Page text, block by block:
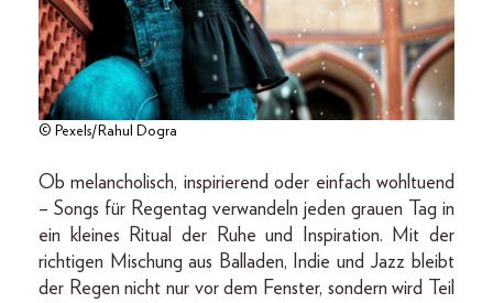
© Pexels/Rahul Dogra
Ob melancholisch, inspirierend oder einfach wohltuend
– Songs für Regentag verwandeln jeden grauen Tag in
ein kleines Ritual der Ruhe und Inspiration. Mit der
richtigen Mischung aus Balladen, Indie und Jazz bleibt
der Regen nicht nur vor dem Fenster, sondern wird Teil